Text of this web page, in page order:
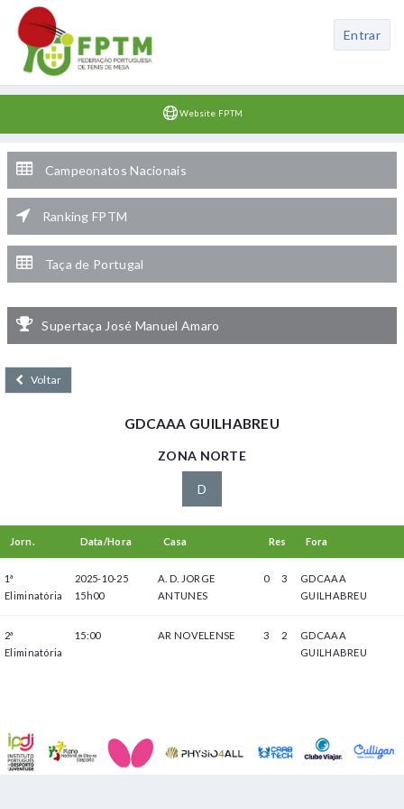
Website FPTM
Entrar
Campeonatos Nacionais
Ranking FPTM
Taça de Portugal
Supertaça José Manuel Amaro
Voltar
GDCAAA GUILHABREU
ZONA NORTE
D
Jorn. Data/Hora Casa Res Fora
1ª
Eliminatória
2025-10-25
15h00
A. D. JORGE
ANTUNES
0 3
GDCAAA
GUILHABREU
2ª
Eliminatória
15:00 AR NOVELENSE 3 2
GDCAAA
GUILHABREU